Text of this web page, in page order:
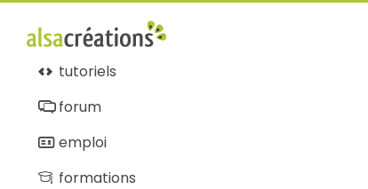
tutoriels
forum
emploi
formations